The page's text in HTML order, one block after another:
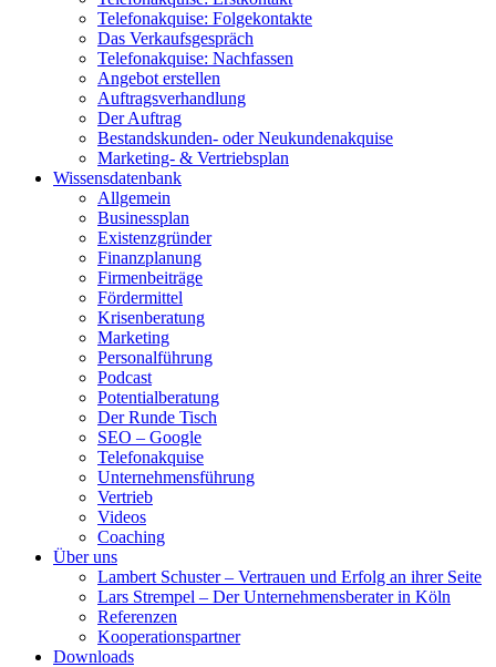
Telefonakquise: Folgekontakte
Das Verkaufsgespräch
Telefonakquise: Nachfassen
Angebot erstellen
Auftragsverhandlung
Der Auftrag
Bestandskunden- oder Neukundenakquise
Marketing- & Vertriebsplan
Wissensdatenbank
Allgemein
Businessplan
Existenzgründer
Finanzplanung
Firmenbeiträge
Fördermittel
Krisenberatung
Marketing
Personalführung
Podcast
Potentialberatung
Der Runde Tisch
SEO – Google
Telefonakquise
Unternehmensführung
Vertrieb
Videos
Coaching
Über uns
Lambert Schuster – Vertrauen und Erfolg an ihrer Seite
Lars Strempel – Der Unternehmensberater in Köln
Referenzen
Kooperationspartner
Downloads